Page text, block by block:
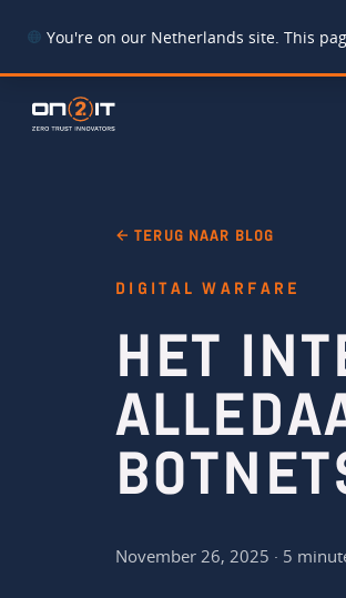
You're on our Netherlands site. This
← TERUG NAAR BLOG
DIGITAL WARFARE
HET
November 26, 2025 · 5